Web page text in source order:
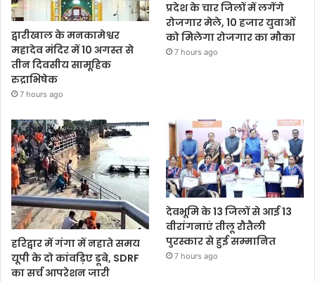
द्वारीखाल के मनकामेश्वर
महादेव मंदिर में 10 अगस्त से
तीन दिवसीय सामूहिक
रुद्राभिषेक
7 hours ago
प्रदेश के चार जिलों में लगेंगे
रोजगार मेले, 10 हजार युवाओं
को मिलेगा रोजगार का मौका
7 hours ago
हरिद्वार में गंगा में नहाते समय
यूपी के दो कांवड़िए डूबे, SDRF
का सर्च आपरेशन जारी
देवभूमि के 13 जिलों से आई 13
वीरांगनाएं तीलू रौतैली
पुरस्कार से हुई सम्मानित
7 hours ago